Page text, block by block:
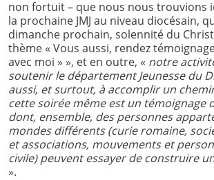
non fortuit – que nous nous trouvions
la prochaine JMJ au niveau diocésain,
dimanche prochain, solennité du
thème « Vous aussi, rendez
avec moi » », et en outre, « notre
soutenir le département Jeunesse du
aussi, et surtout, à accomplir un
cette soirée même est un témoignage
dont, ensemble, des personnes
mondes différents (curie romaine,
et associations, mouvements et
civile) peuvent essayer de construire
».